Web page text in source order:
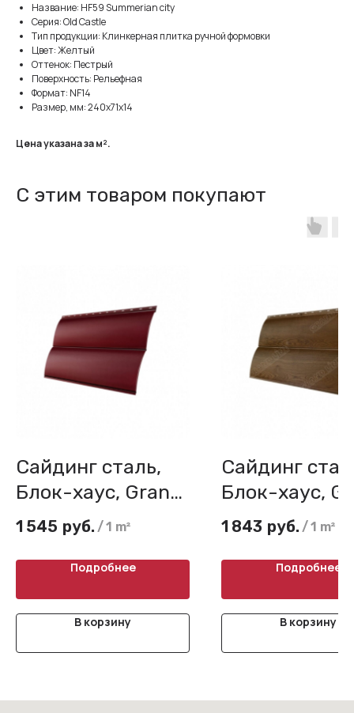
Название: HF59 Summerian city
Серия: Old Castle
Тип продукции: Клинкерная плитка ручной формовки
Цвет: Желтый
Оттенок: Пестрый
Поверхность: Рельефная
Формат: NF14
Размер, мм: 240x71x14
Цена указана за м².
С этим товаром покупают
Сайдинг сталь,
Блок-хаус, Grand
Line, 0,5 Atlas
1 545 руб. /1 m²
Подробнее
В корзину
Сайдинг
Блок-хаус,
Line, 0,45
1 843 руб. /1 m²
Подробнее
В корзину